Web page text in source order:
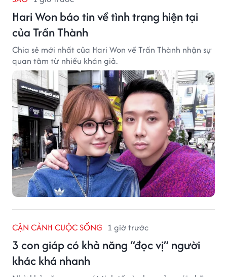
Hari Won báo tin về tình trạng hiện tại
của Trấn Thành
Chia sẻ mới nhất của Hari Won về Trấn Thành nhận sự
quan tâm từ nhiều khán giả.
CẬN CẢNH CUỘC SỐNG 1 giờ trước
3 con giáp có khả năng “đọc vị” người
khác khá nhanh